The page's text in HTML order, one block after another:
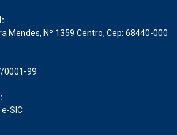
Mendes, Nº 1359 Centro, Cep: 68440-000
0001-99
e-SIC